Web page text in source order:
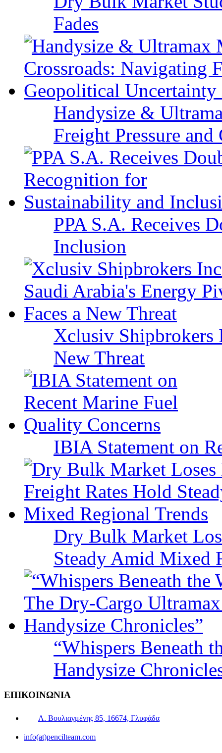
Fades
Handysize &
Freight Pressure
PPA S.A. Receives
Inclusion
Xclusiv Shipbrokers
New Threat
IBIA Statement on
Dry Bulk Market
Steady Amid Mixed
“Whispers Beneath
Handysize
ΕΠΙΚΟΙΝΩΝΙΑ
Λ. Βουλιαγμένης 85, 16674, Γλυφάδα
info(at)pencilteam.com